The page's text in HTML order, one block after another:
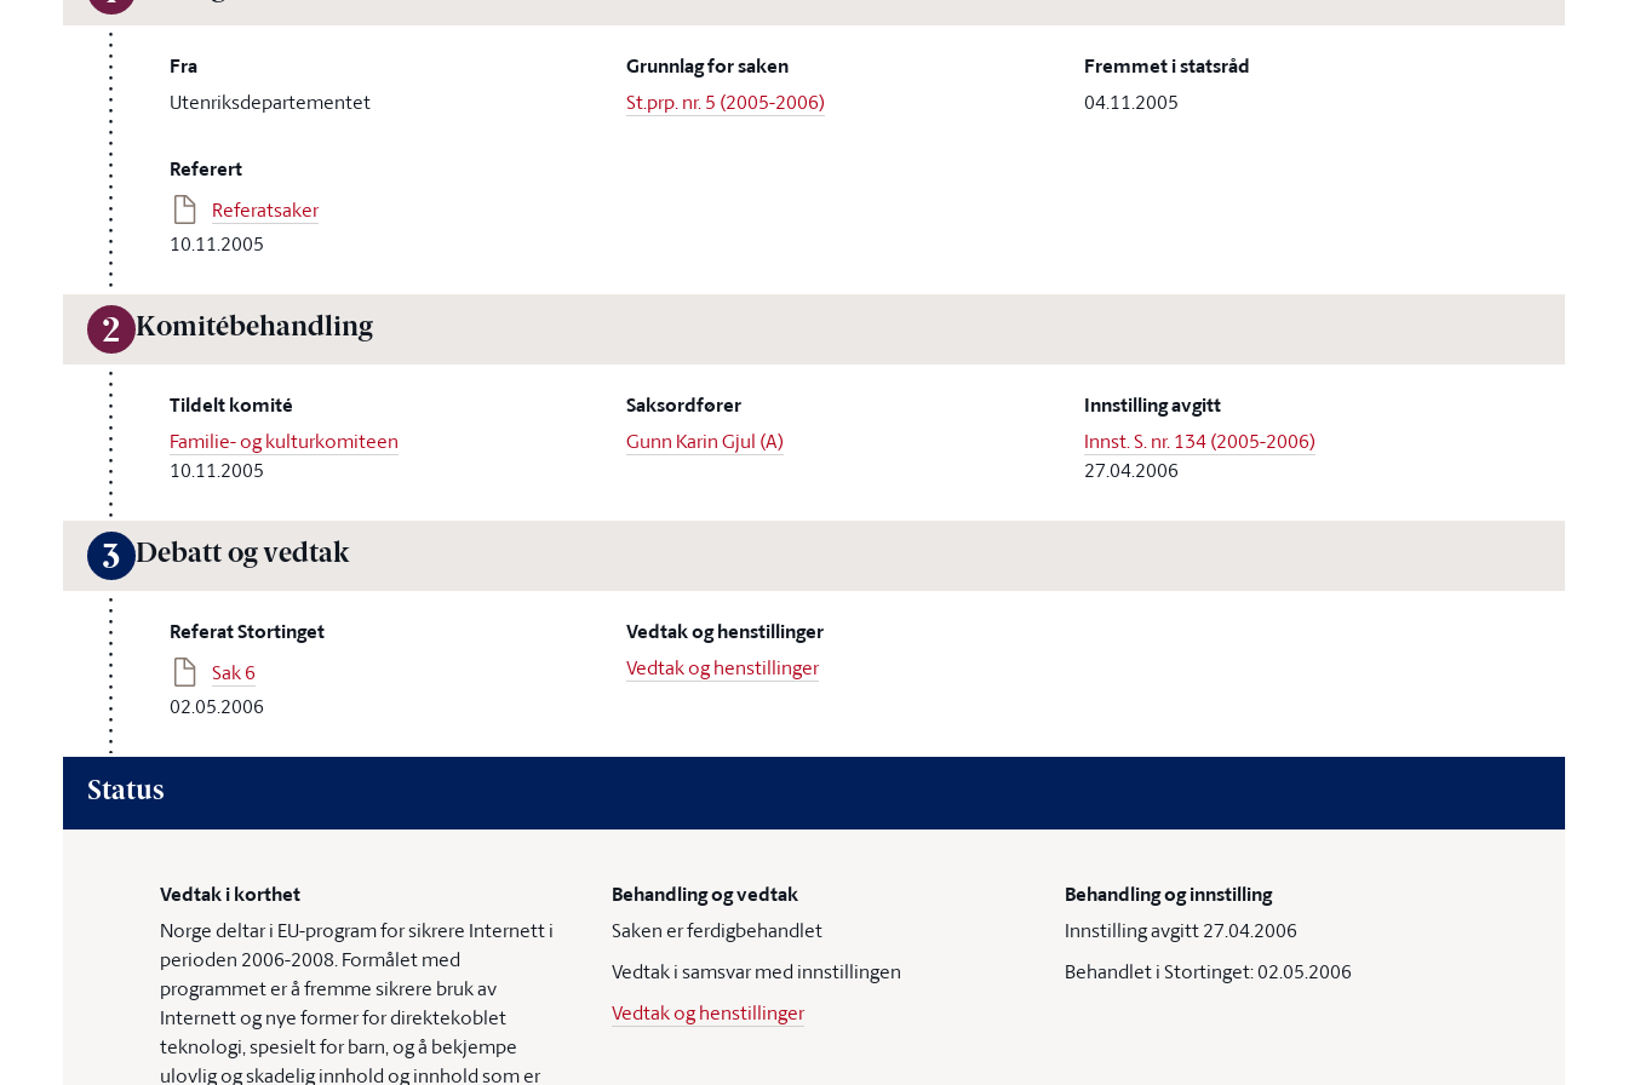
Fra
Utenriksdepartementet
Grunnlag for saken
St.prp. nr. 5 (2005-2006)
Fremmet i statsråd
04.11.2005
Referert
Referatsaker
10.11.2005
2 Komitébehandling
Tildelt komité
Familie- og kulturkomiteen
10.11.2005
Saksordfører
Gunn Karin Gjul (A)
Innstilling avgitt
Innst. S. nr. 134 (2005-2006)
27.04.2006
3 Debatt og vedtak
Referat Stortinget
Sak 6
02.05.2006
Vedtak og henstillinger
Vedtak og henstillinger
Status
Vedtak i korthet
Norge deltar i EU-program for sikrere Internett i
perioden 2006-2008. Formålet med
programmet er å fremme sikrere bruk av
Internett og nye former for direktekoblet
teknologi, spesielt for barn, og å bekjempe
ulovlig og skadelig innhold og innhold som er
Behandling og vedtak
Saken er ferdigbehandlet
Vedtak i samsvar med innstillingen
Vedtak og henstillinger
Behandling og innstilling
Innstilling avgitt 27.04.2006
Behandlet i Stortinget: 02.05.2006